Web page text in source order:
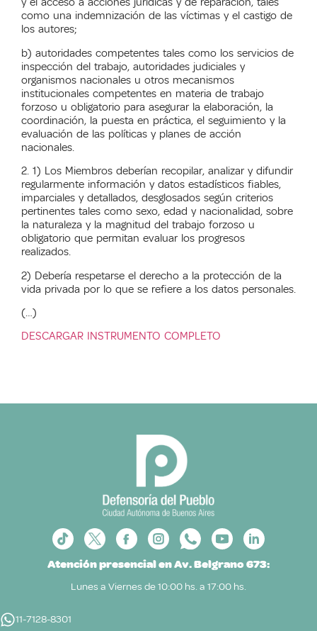
como una indemnización de las víctimas y el castigo de
los autores;
b) autoridades competentes tales como los servicios de
inspección del trabajo, autoridades judiciales y
organismos nacionales u otros mecanismos
institucionales competentes en materia de trabajo
forzoso u obligatorio para asegurar la elaboración, la
coordinación, la puesta en práctica, el seguimiento y la
evaluación de las políticas y planes de acción
nacionales.
2. 1) Los Miembros deberían recopilar, analizar y difundir
regularmente información y datos estadísticos fiables,
imparciales y detallados, desglosados según criterios
pertinentes tales como sexo, edad y nacionalidad, sobre
la naturaleza y la magnitud del trabajo forzoso u
obligatorio que permitan evaluar los progresos
realizados.
2) Debería respetarse el derecho a la protección de la
vida privada por lo que se refiere a los datos personales.
(…)
DESCARGAR INSTRUMENTO COMPLETO
Atención presencial en Av. Belgrano 673:
Lunes a Viernes de 10:00 hs. a 17:00 hs.
11-7128-8301